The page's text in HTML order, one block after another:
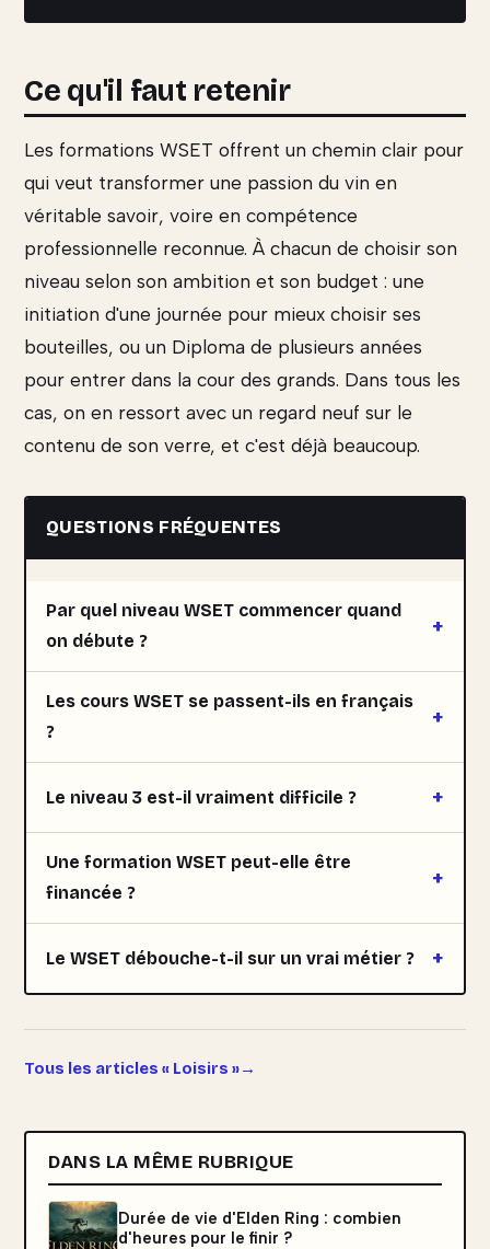
Ce qu'il faut retenir
Les formations WSET offrent un chemin clair pour
qui veut transformer une passion du vin en
véritable savoir, voire en compétence
professionnelle reconnue. À chacun de choisir son
niveau selon son ambition et son budget : une
initiation d'une journée pour mieux choisir ses
bouteilles, ou un Diploma de plusieurs années
pour entrer dans la cour des grands. Dans tous les
cas, on en ressort avec un regard neuf sur le
contenu de son verre, et c'est déjà beaucoup.
QUESTIONS FRÉQUENTES
Par quel niveau WSET commencer quand
on débute ?
Les cours WSET se passent-ils en français
?
Le niveau 3 est-il vraiment difficile ?
Une formation WSET peut-elle être
financée ?
Le WSET débouche-t-il sur un vrai métier ?
Tous les articles « Loisirs »
DANS LA MÊME RUBRIQUE
Durée de vie d'Elden Ring : combien
d'heures pour le finir ?